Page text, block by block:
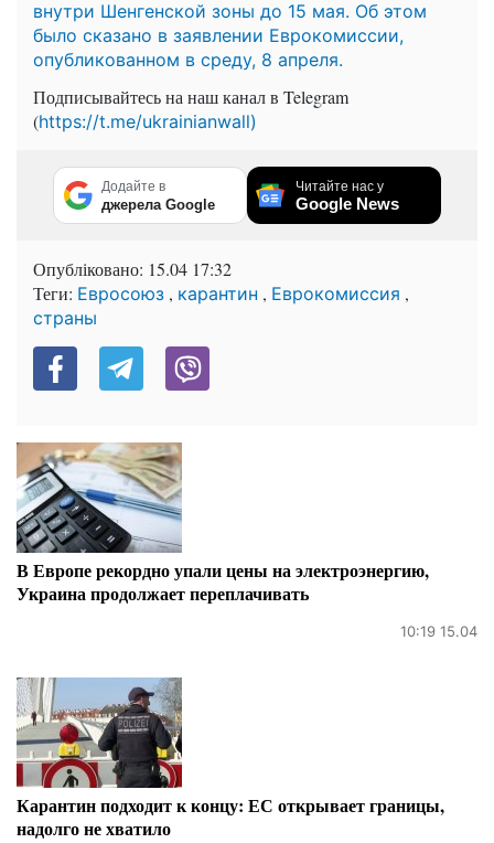
внутри Шенгенской зоны до 15 мая. Об этом
было сказано в заявлении Еврокомиссии,
опубликованном в среду, 8 апреля.
Подписывайтесь на наш канал в Telegram
(https://t.me/ukrainianwall)
Додайте в
джерела Google
Читайте нас у
Google News
Опубліковано: 15.04 17:32
Теги: Евросоюз , карантин , Еврокомиссия ,
страны
В Европе рекордно упали цены на электроэнергию,
Украина продолжает переплачивать
10:19 15.04
Карантин подходит к концу: ЕС открывает границы,
надолго не хватило